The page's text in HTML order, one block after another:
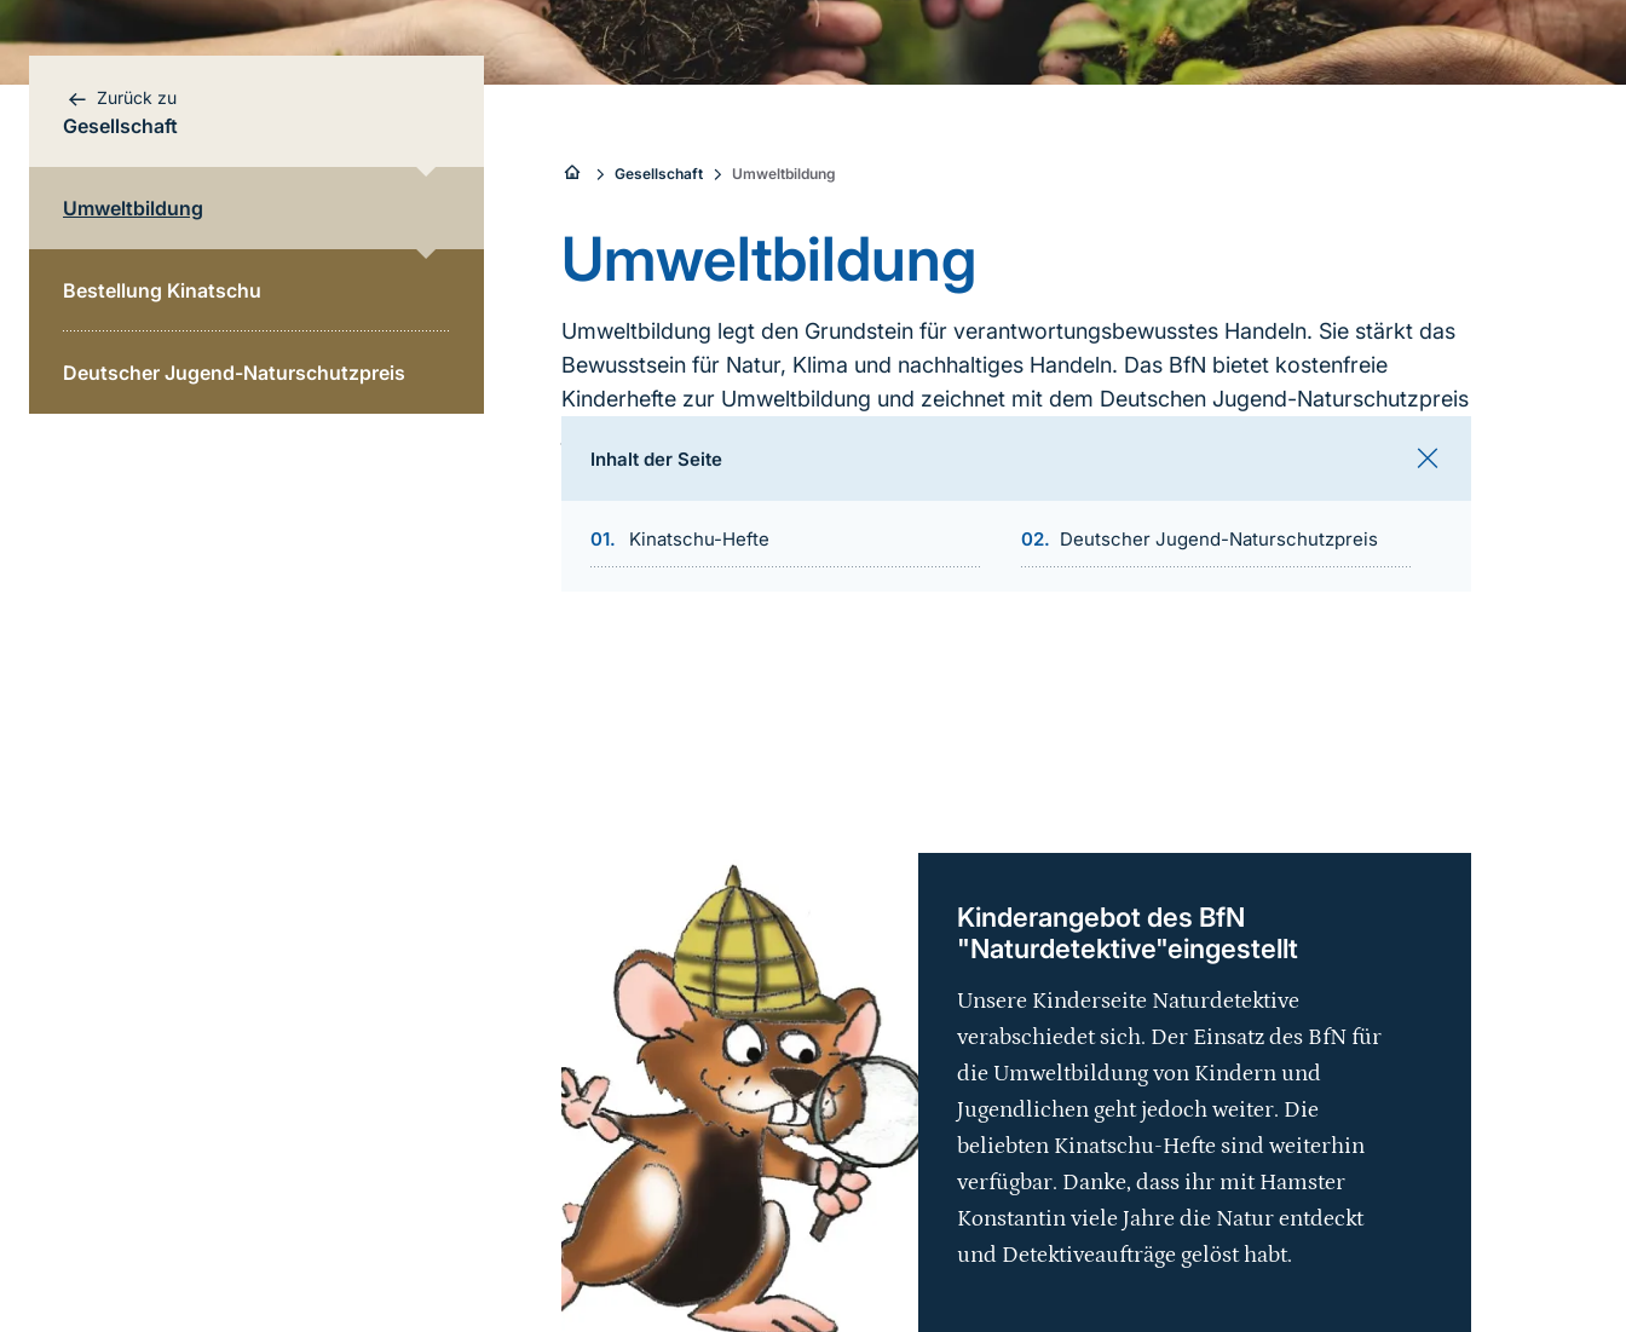
Bereichsnavigation
Zurück zu
Gesellschaft
Umweltbildung
Bestellung Kinatschu
Deutscher Jugend-Naturschutzpreis
Sie
sind
hier:
Gesellschaft Umweltbildung
Umweltbildung
Umweltbildung legt den Grundstein für verantwortungsbewusstes Handeln. Sie stärkt das
Bewusstsein für Natur, Klima und nachhaltiges Handeln. Das BfN bietet kostenfreie
Kinderhefte zur Umweltbildung und zeichnet mit dem Deutschen Jugend-Naturschutzpreis
Inhaltsnavigation
Inhalt der Seite
Kinatschu-Hefte Deutscher Jugend-Naturschutzpreis
weiterführender
Kinderangebot des BfN
"Naturdetektive"eingestellt
Unsere Kinderseite Naturdetektive
verabschiedet sich. Der Einsatz des BfN für
die Umweltbildung von Kindern und
Jugendlichen geht jedoch weiter. Die
beliebten Kinatschu-Hefte sind weiterhin
verfügbar. Danke, dass ihr mit Hamster
Konstantin viele Jahre die Natur entdeckt
und Detektiveaufträge gelöst habt.